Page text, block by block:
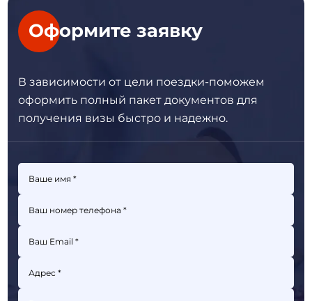
Оформите заявку
В зависимости от цели поездки-поможем
оформить полный пакет документов для
получения визы быстро и надежно.